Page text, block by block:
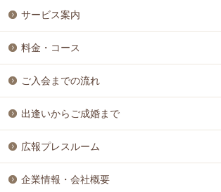
サービス案内
料金・コース
ご入会までの流れ
出逢いからご成婚まで
広報プレスルーム
企業情報・会社概要